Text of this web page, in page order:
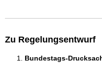
Zu Regelungsentwurf
Bundestags-